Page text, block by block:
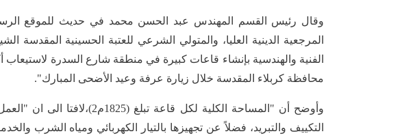
وقال رئيس القسم المهندس عبد الحسن محمد في حديث للموقع
المرجعية الدينية العليا، والمتولي الشرعي للعتبة الحسينية المقدسة
الفنية والهندسية بإنشاء قاعات كبيرة في منطقة شارع السدرة لاستيعاب
محافظة كربلاء المقدسة خلال زيارة عرفة وعيد الأضحى المبارك".
وأوضح أن "المساحة الكلية لكل
التكييف والتبريد، فضلاً عن تجهيزها بالتيار الكهربائي ومياه الشرب